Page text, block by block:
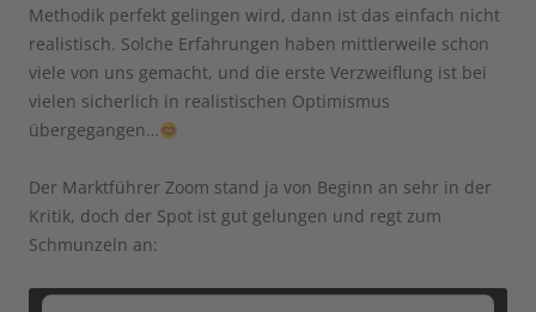
Methodik perfekt gelingen wird, dann ist das einfach nicht
realistisch. Solche Erfahrungen haben mittlerweile schon
viele von uns gemacht, und die erste Verzweiflung ist bei
vielen sicherlich in realistischen Optimismus
übergegangen…
Der Marktführer Zoom stand ja von Beginn an sehr in der
Kritik, doch der Spot ist gut gelungen und regt zum
Schmunzeln an: